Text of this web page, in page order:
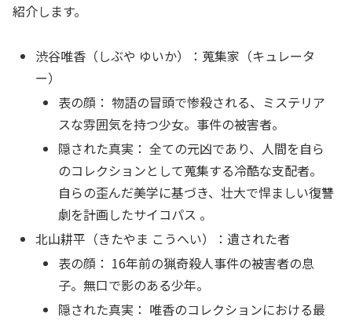
紹介します。
渋谷唯香（しぶや ゆいか）：蒐集家（キュレータ
ー）
表の顔： 物語の冒頭で惨殺される、ミステリア
スな雰囲気を持つ少女。事件の被害者。
隠された真実： 全ての元凶であり、人間を自ら
のコレクションとして蒐集する冷酷な支配者。
自らの歪んだ美学に基づき、壮大で悍ましい復讐
劇を計画したサイコパス 。
北山耕平（きたやま こうへい）：遺された者
表の顔： 16年前の猟奇殺人事件の被害者の息
子。無口で影のある少年。
隠された真実： 唯香のコレクションにおける最